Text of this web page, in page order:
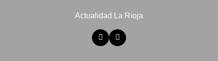
Actualidad La Rioja